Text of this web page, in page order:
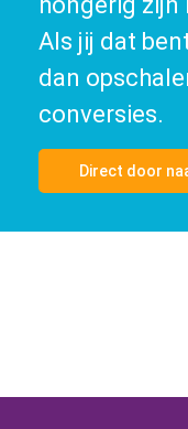
Als jij dat
dan
conversies.
Direct door